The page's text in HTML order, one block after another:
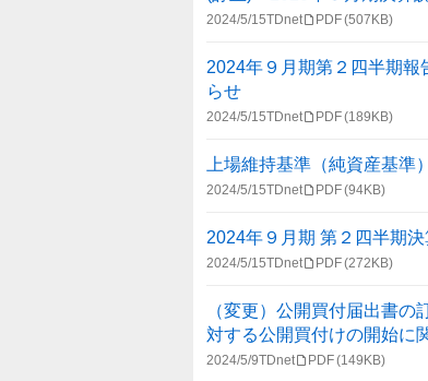
2024/5/15TDnet PDF(507KB)
2024年９月期第２四半期
らせ
2024/5/15TDnet PDF(189KB)
上場維持基準（純資産基
2024/5/15TDnet PDF(94KB)
2024年９月期 第２四半期
2024/5/15TDnet PDF(272KB)
（変更）公開買付届出書
対する公開買付けの開始に
2024/5/9TDnet PDF(149KB)